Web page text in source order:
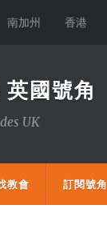
南加州 香港
國號角
UK
教會 訂閱號角